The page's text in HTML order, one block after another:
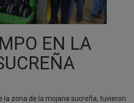
EN LA
la zona de la mojana sucreña, tuvieron